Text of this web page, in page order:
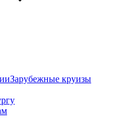
Зарубежные круизы